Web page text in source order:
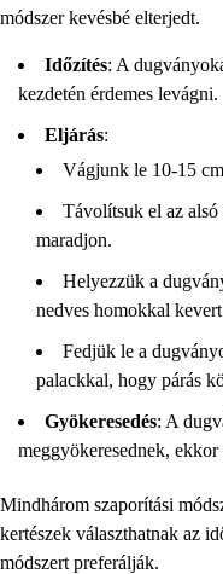
módszer kevésbé elterjedt.
Időzítés: A
kezdetén érdemes levágni.
Eljárás:
Vágjunk le 10-15
Távolítsuk el az
maradjon.
Helyezzük a
nedves homokkal
Fedjük le a
palackkal, hogy párás
Gyökeresedés: A
meggyökeresednek,
Mindhárom szaporítási
kertészek választhatnak az
módszert preferálják.